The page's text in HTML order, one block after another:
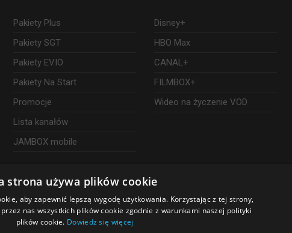
Pakiety Plus
Pakiety SGT
Pakiety EVIO
Pakiety Na Start
Promocje
Lista kanałów
JAMBOX mobile
Disney+
HBO Max
CANAL+
FILMBOX+
Wideo na życzenie VOD
strona używa plików cookie
aby zapewnić lepszą wygodę użytkowania. Korzystając z tej strony,
nas wszystkich plików cookie zgodnie z warunkami naszej polityki
plików cookie. Dowiedz się więcej